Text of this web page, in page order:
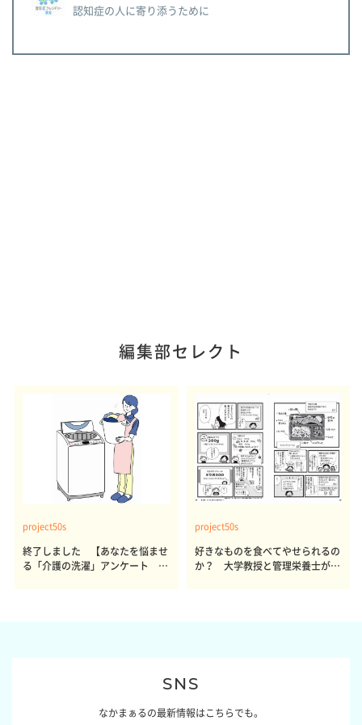
認知症の人に寄り添うために
編集部セレクト
project50s
終了しました 【あなたを悩ませ
る「介護の洗濯」アンケート 体
project50s
好きなものを食べてやせられるの
か？ 大学教授と管理栄養士が出
SNS
なかまぁるの最新情報はこちらでも。